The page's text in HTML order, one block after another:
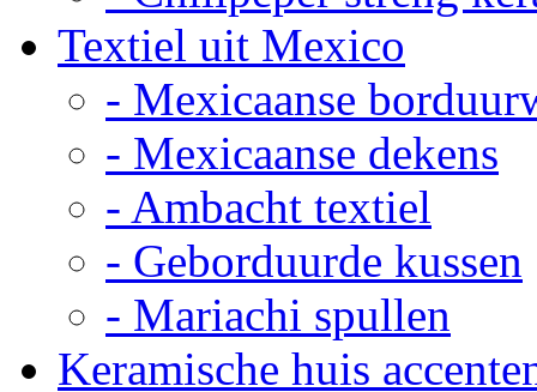
Textiel uit Mexico
- Mexicaanse
- Mexicaanse dekens
- Ambacht textiel
- Geborduurde kussen
- Mariachi spullen
Keramische huis